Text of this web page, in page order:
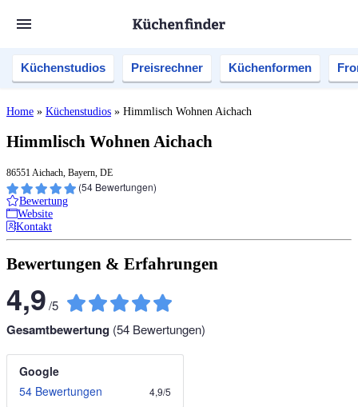
Küchenstudios Preisrechner Küchenformen
Home » Küchenstudios » Himmlisch Wohnen Aichach
Himmlisch Wohnen Aichach
86551 Aichach, Bayern, DE
(54 Bewertungen)
Bewertung
Website
Kontakt
Bewertungen & Erfahrungen
4,9/5
Gesamtbewertung (54 Bewertungen)
Google
54 Bewertungen
4,9/5